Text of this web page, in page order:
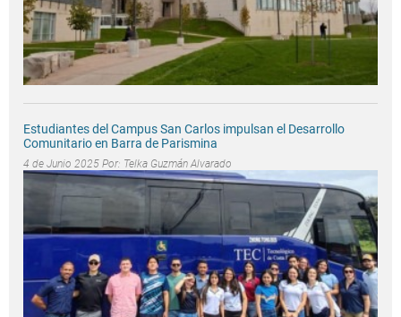
Estudiantes del Campus San Carlos impulsan el Desarrollo
Comunitario en Barra de Parismina
4 de Junio 2025 Por: Telka Guzmán Alvarado